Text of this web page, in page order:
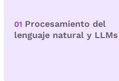
01 Procesamiento del
lenguaje natural y LLMs